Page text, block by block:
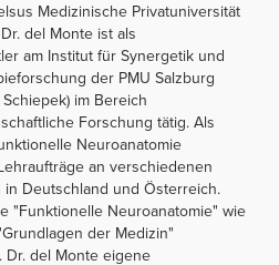
Medizinische Privatuniversität
del Monte ist als
am Institut für Synergetik und
der PMU Salzburg
im Bereich
Forschung tätig. Als
Neuroanatomie
an verschiedenen
in Deutschland und Österreich.
"Funktionelle Neuroanatomie" wie
der Medizin"
Dr. del Monte eigene